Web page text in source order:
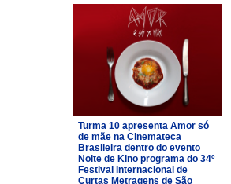
Turma 10 apresenta Amor só
de mãe na Cinemateca
Brasileira dentro do evento
Noite de Kino programa do 34º
Festival Internacional de
Curtas Metragens de São